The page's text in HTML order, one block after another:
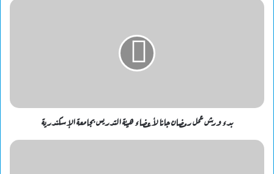
بدء ورش عمل رمضان جانا لأعضاء هيئة التدريس بجامعة الإسكندرية